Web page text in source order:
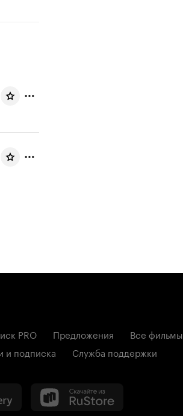
PRO Предложения Все фильмы
и подписка Служба поддержки